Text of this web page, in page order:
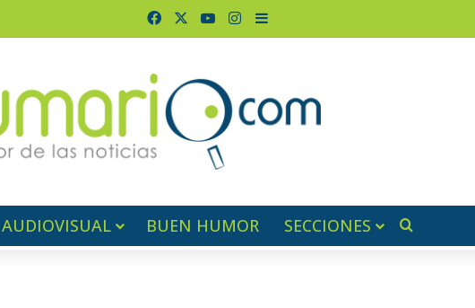
FacebookYouTubeInstagram
Barra lateral
AUDIOVISUAL BUEN HUMOR SECCIONES